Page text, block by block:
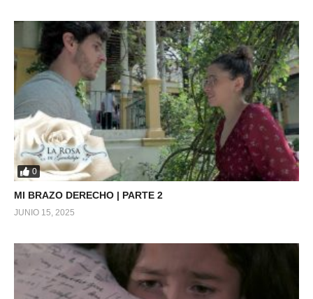
0
MI BRAZO DERECHO | PARTE 2
JUNIO 15, 2025